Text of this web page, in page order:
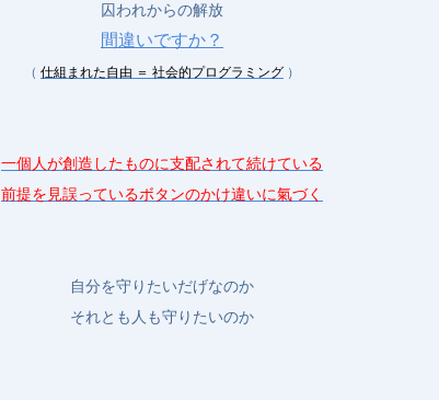
囚われからの解放
間違いですか？
（ 仕組まれた自由 ＝ 社会的プログラミング ）
一個人が創造したものに支配されて続けている
前提を見誤っているボタンのかけ違いに氣づく
自分を守りたいだげなのか
それとも人も守りたいのか